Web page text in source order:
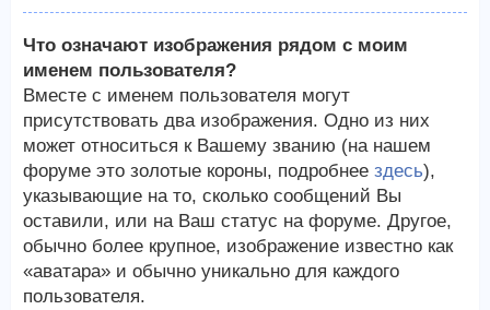
Что означают изображения рядом с моим
именем пользователя?
Вместе с именем пользователя могут
присутствовать два изображения. Одно из них
может относиться к Вашему званию (на нашем
форуме это золотые короны, подробнее здесь),
указывающие на то, сколько сообщений Вы
оставили, или на Ваш статус на форуме. Другое,
обычно более крупное, изображение известно как
«аватара» и обычно уникально для каждого
пользователя.